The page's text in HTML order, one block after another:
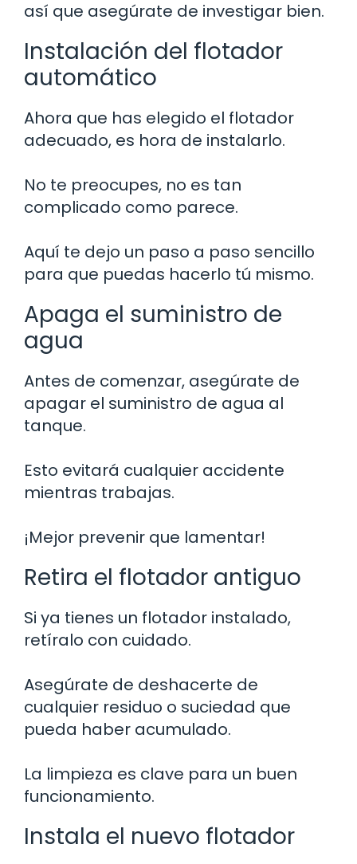
así que asegúrate de investigar bien.
Instalación del flotador
automático
Ahora que has elegido el flotador
adecuado, es hora de instalarlo.
No te preocupes, no es tan
complicado como parece.
Aquí te dejo un paso a paso sencillo
para que puedas hacerlo tú mismo.
Apaga el suministro de
agua
Antes de comenzar, asegúrate de
apagar el suministro de agua al
tanque.
Esto evitará cualquier accidente
mientras trabajas.
¡Mejor prevenir que lamentar!
Retira el flotador antiguo
Si ya tienes un flotador instalado,
retíralo con cuidado.
Asegúrate de deshacerte de
cualquier residuo o suciedad que
pueda haber acumulado.
La limpieza es clave para un buen
funcionamiento.
Instala el nuevo flotador